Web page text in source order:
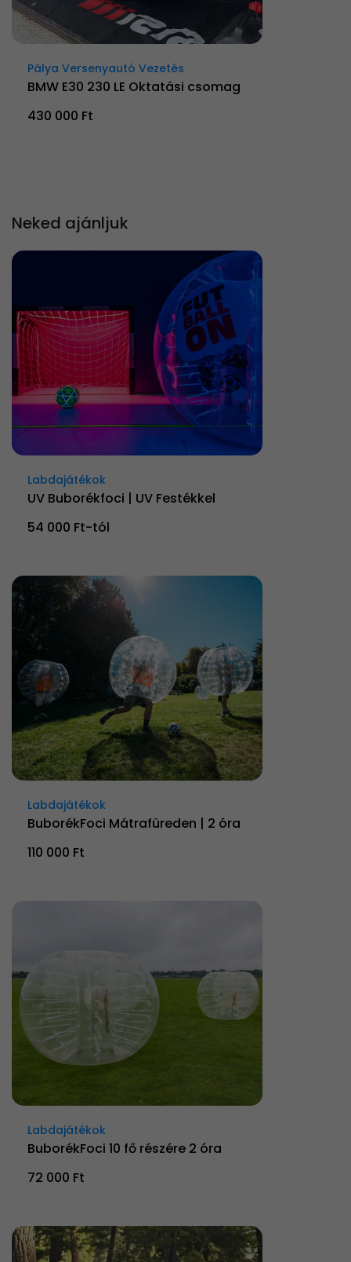
Pálya Versenyautó Vezetés
BMW E30 230 LE Oktatási csomag
430 000 Ft
Neked ajánljuk
Labdajátékok
UV Buborékfoci | UV Festékkel
54 000 Ft-tól
Labdajátékok
BuborékFoci Mátrafüreden | 2 óra
110 000 Ft
Labdajátékok
BuborékFoci 10 fő részére 2 óra
72 000 Ft